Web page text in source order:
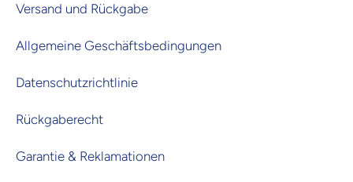
Versand und Rückgabe
Allgemeine Geschäftsbedingungen
Datenschutzrichtlinie
Rückgaberecht
Garantie & Reklamationen